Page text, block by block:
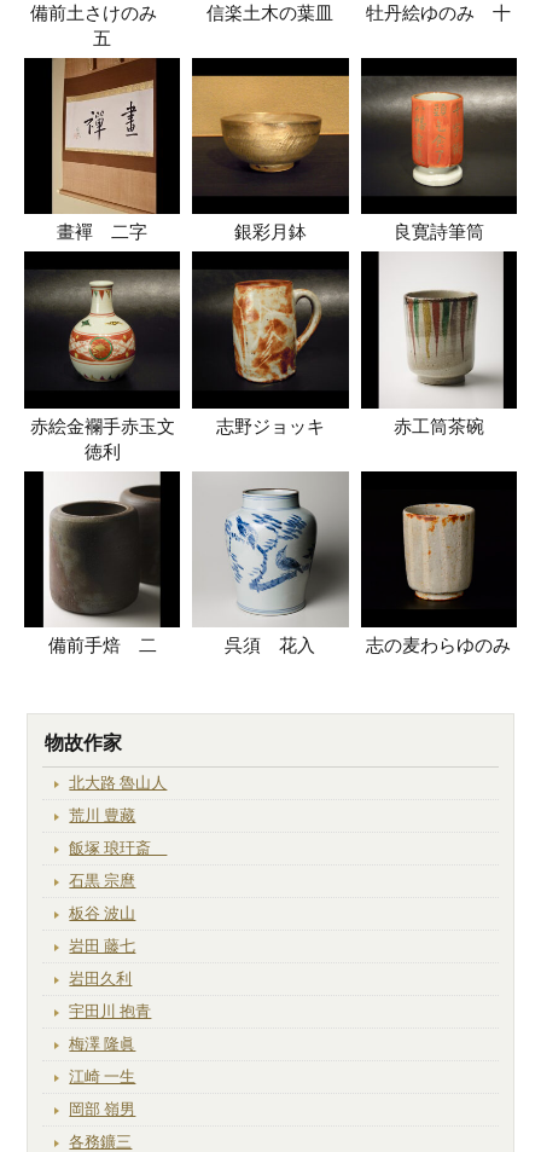
備前土さけのみ
五
信楽土木の葉皿 牡丹絵ゆのみ 十
畫襌 二字 銀彩月鉢 良寛詩筆筒
赤絵金襴手赤玉文
徳利
志野ジョッキ 赤工筒茶碗
備前手焙 二 呉須 花入 志の麦わらゆのみ
物故作家
北大路 魯山人
荒川 豊藏
飯塚 琅玕斎
石黒 宗麿
板谷 波山
岩田 藤七
岩田久利
宇田川 抱青
梅澤 隆眞
江崎 一生
岡部 嶺男
各務鑛三